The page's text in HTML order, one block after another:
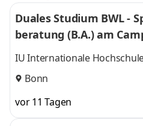
Duales Studium BWL -
beratung (B.A.) am
IU Internationale
Bonn
vor 11 Tagen